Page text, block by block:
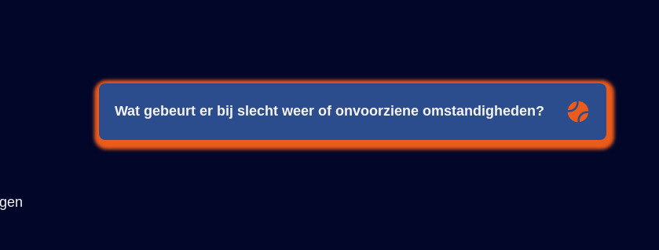
Wat gebeurt er bij slecht weer of onvoorziene omstandigheden?
Bij slecht weer informeren wij je tijdig over eventuele wijzigingen of verplaatsingen